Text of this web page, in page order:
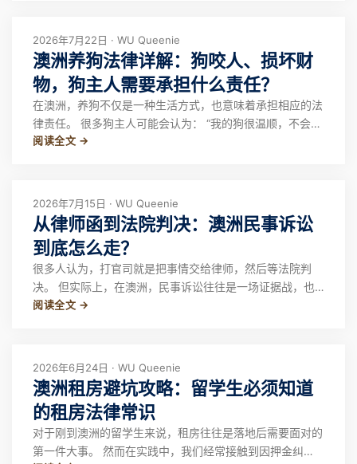
料交换、拖车注意事项、保险理赔以及 CT
2026年7月22日 · WU Queenie
澳洲养狗法律详解：狗咬人、损坏财
物，狗主人需要承担什么责任？
在澳洲，养狗不仅是一种生活方式，也意味着承担相应的法
律责任。 很多狗主人可能会认为： “我的狗很温顺，不会攻
击别人。”“它只是想和别人玩。”“没有真的咬伤，就不算违
损失，以及主人是否履行了合理
阅读全文 →
2026年7月15日 · WU Queenie
从律师函到法院判决：澳洲民事诉讼
到底怎么走？
很多人认为，打官司就是把事情交给律师，然后等法院判
决。 但实际上，在澳洲，民事诉讼往往是一场证据战，也
是成本战。真正走进法院后，时间、律师费和诉讼成本都会
事纠纷主要包括以下几类。 第一，合同纠纷
阅读全文 →
2026年6月24日 · WU Queenie
澳洲租房避坑攻略：留学生必须知道
的租房法律常识
对于刚到澳洲的留学生来说，租房往往是落地后需要面对的
第一件大事。 然而在实践中，我们经常接触到因押金纠